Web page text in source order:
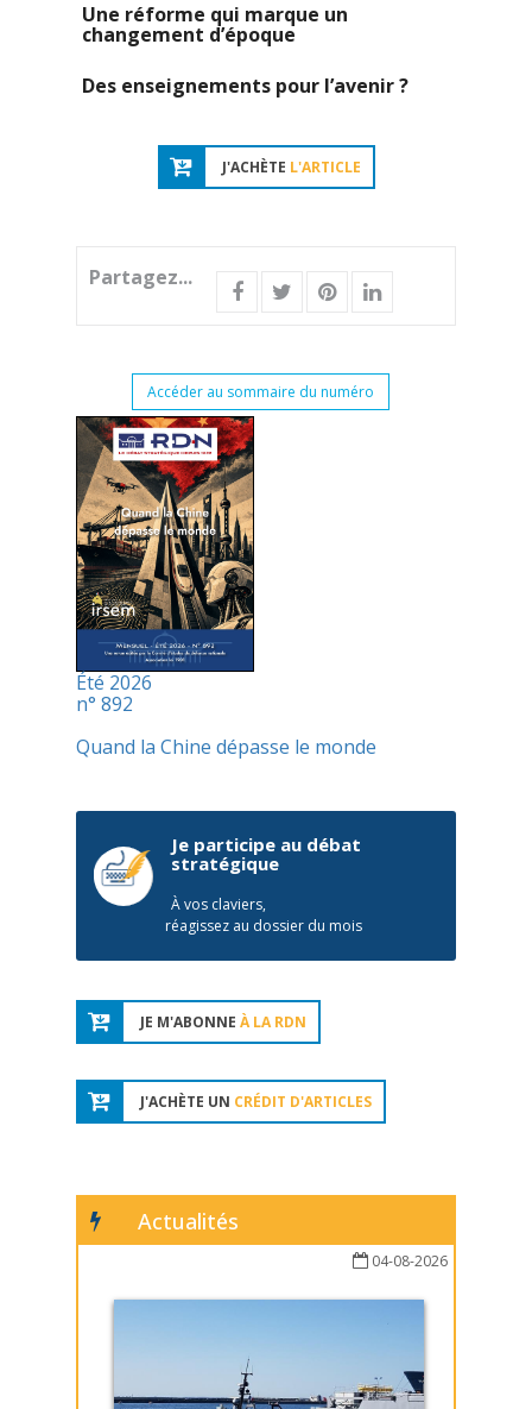
Une réforme qui marque un
changement d’époque
Des enseignements pour l’avenir ?
J'ACHÈTE L'ARTICLE
Partagez...
Accéder au sommaire du numéro
Été 2026
n° 892
Quand la Chine dépasse le monde
Je participe au débat
stratégique
À vos claviers,
réagissez au dossier du mois
JE M'ABONNE À LA RDN
J'ACHÈTE UN CRÉDIT D'ARTICLES
Actualités
04-08-2026